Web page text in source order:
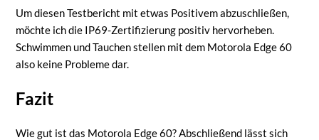
Um diesen Testbericht mit etwas Positivem abzuschließen,
möchte ich die IP69-Zertifizierung positiv hervorheben.
Schwimmen und Tauchen stellen mit dem Motorola Edge 60
also keine Probleme dar.
Fazit
Wie gut ist das Motorola Edge 60? Abschließend lässt sich